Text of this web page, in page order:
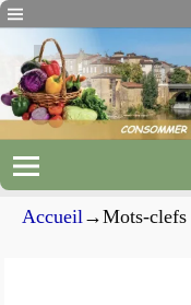
Accueil→Mots-clefs